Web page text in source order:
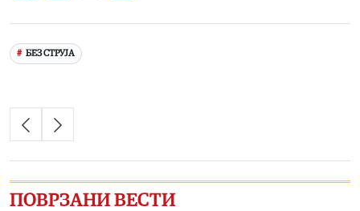
БЕЗ СТРУЈА
ПОВРЗАНИ ВЕСТИ